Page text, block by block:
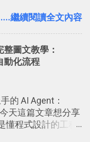
案管理的5個關鍵
GTD 方法範例看
能的祕密被你其他
記中的待辦清單統
、錨點連結，整理
新功能教學： 會
兩個 Evernote AI
似 Google 文件的
同步編輯功能
繼續閱讀全文內容
圖文教學：
動化流程
的 AI Agent：
天這篇文章想分享
懂程式設計的工程